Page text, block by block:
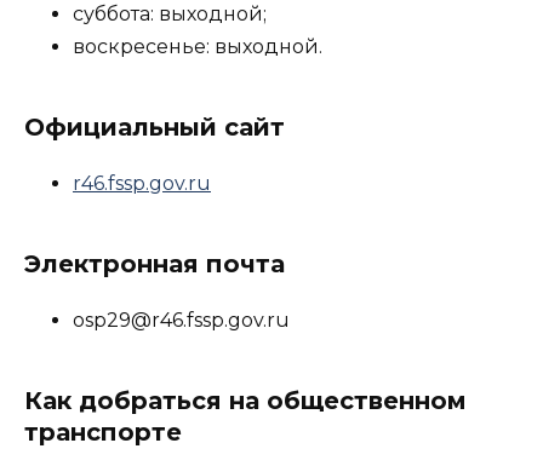
суббота: выходной;
воскресенье: выходной.
Официальный сайт
r46.fssp.gov.ru
Электронная почта
osp29@r46.fssp.gov.ru
Как добраться на общественном
транспорте